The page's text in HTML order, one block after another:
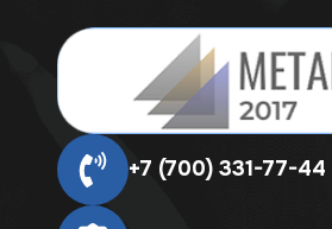
+7 (700) 331-77-44